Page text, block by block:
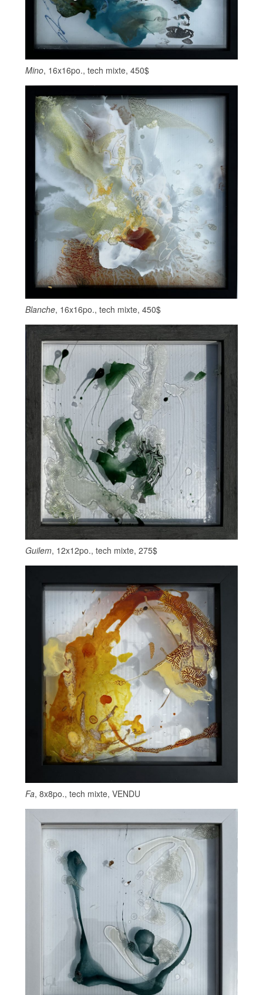
Mino, 16x16po., tech mixte, 450$
Blanche, 16x16po., tech mixte, 450$
Guilem, 12x12po., tech mixte, 275$
Fa, 8x8po., tech mixte, VENDU